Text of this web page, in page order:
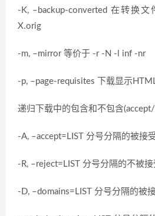
-K, –backup-converted 在转换
X.orig
-m, –mirror 等价于 -r -N -l inf -nr
-p, –page-requisites 下载显示
递归下载中的包含和不包含(accept/
-A, –accept=LIST 分号分隔的被接
-R, –reject=LIST 分号分隔的不被
-D, –domains=LIST 分号分隔的被